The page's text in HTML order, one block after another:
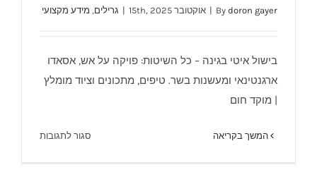
By doron gayer
| אוקטובר 15th, 2025 | גרילים, מידע מקצועי
בישול איטי בגינה – כל השיטות: פויקה על אש, אסאדו
ארגנטינאי ומעשנות בשר. טיפים, מתכונים וציוד מומלץ
| מוקד חום
המשך בקריאה סגור לתגובותעל